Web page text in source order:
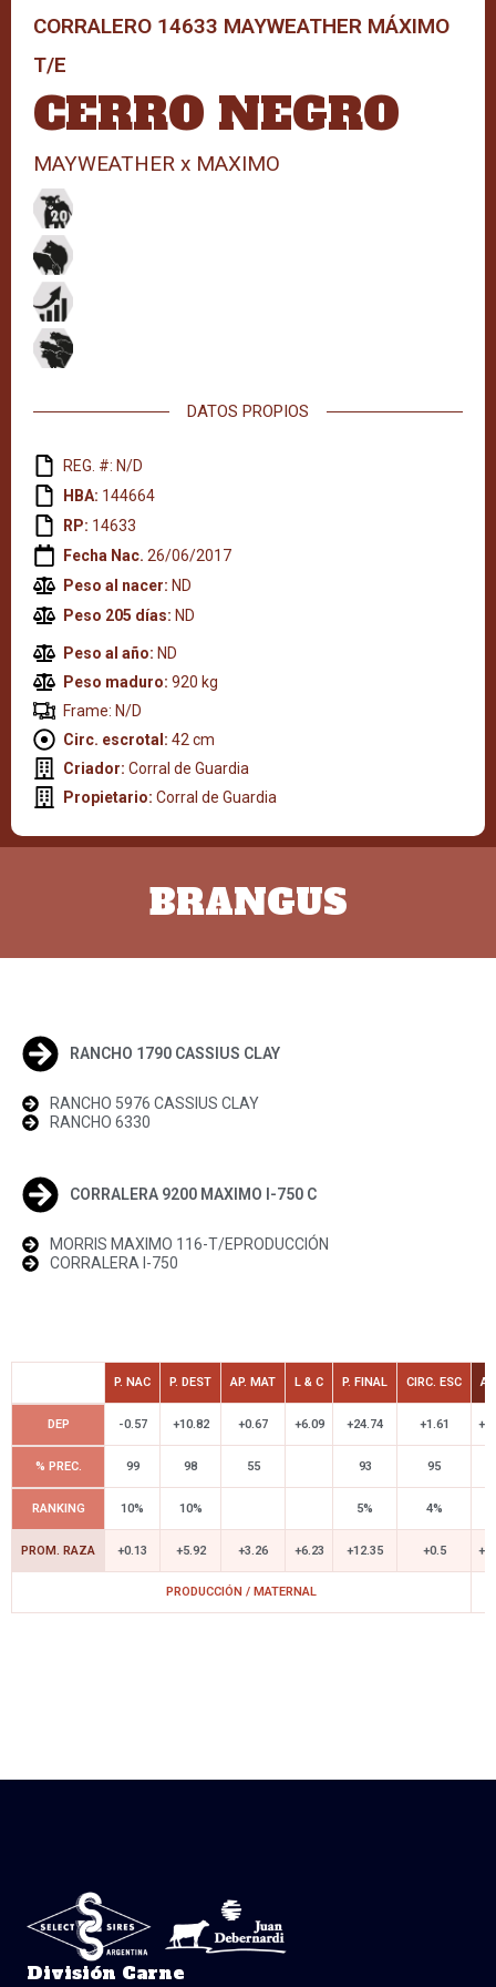
CORRALERO 14633 MAYWEATHER MÁXIMO
T/E
CERRO NEGRO
MAYWEATHER x MAXIMO
DATOS PROPIOS
REG. #: N/D
HBA: 144664
RP: 14633
Fecha Nac. 26/06/2017
Peso al nacer: ND
Peso 205 días: ND
Peso al año: ND
Peso maduro: 920 kg
Frame: N/D
Circ. escrotal: 42 cm
Criador: Corral de Guardia
Propietario: Corral de Guardia
BRANGUS
RANCHO 1790 CASSIUS CLAY
RANCHO 5976 CASSIUS CLAY
RANCHO 6330
CORRALERA 9200 MAXIMO I-750 C
MORRIS MAXIMO 116-T/EPRODUCCIÓN
CORRALERA I-750
P. NAC P. DEST AP. MAT L & C P. FINAL CIRC. ESC
PRODUCCIÓN / MATERNAL
DEP -0.57 +10.82 +0.67 +6.09 +24.74 +1.61
% PREC. 99 98 55 93 95
RANKING 10% 10% 5% 4%
PROM. RAZA +0.13 +5.92 +3.26 +6.23 +12.35 +0.5
División Carne